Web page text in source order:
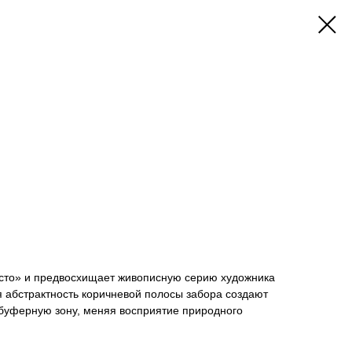
и предвосхищает живописную серию художника
коричневой полосы забора создают
зону, меняя восприятие природного